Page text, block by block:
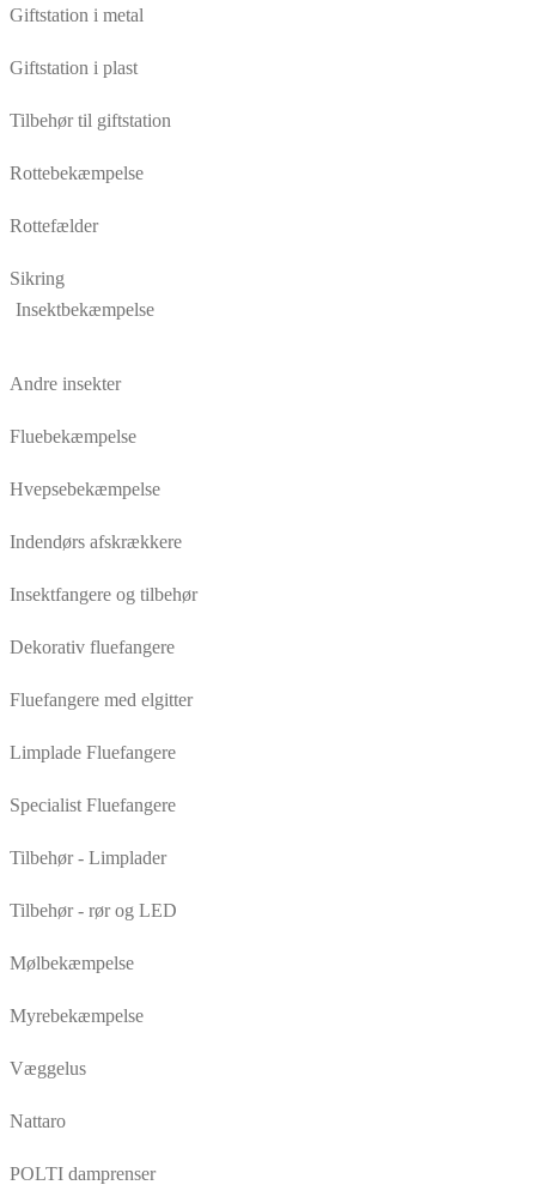
Giftstation i metal
Giftstation i plast
Tilbehør til giftstation
Rottebekæmpelse
Rottefælder
Sikring
Insektbekæmpelse
Andre insekter
Fluebekæmpelse
Hvepsebekæmpelse
Indendørs afskrækkere
Insektfangere og tilbehør
Dekorativ fluefangere
Fluefangere med elgitter
Limplade Fluefangere
Specialist Fluefangere
Tilbehør - Limplader
Tilbehør - rør og LED
Mølbekæmpelse
Myrebekæmpelse
Væggelus
Nattaro
POLTI damprenser